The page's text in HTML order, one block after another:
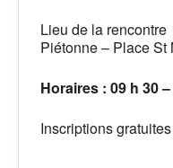
Lieu de la
Piétonne – Place
Horaires : 09 h 30
Inscriptions